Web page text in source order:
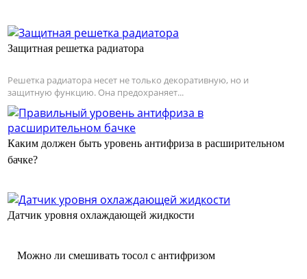
Защитная решетка радиатора
Решетка радиатора несет не только декоративную, но и
защитную функцию. Она предохраняет...
Каким должен быть уровень антифриза в расширительном
бачке?
Датчик уровня охлаждающей жидкости
Можно ли смешивать тосол с антифризом